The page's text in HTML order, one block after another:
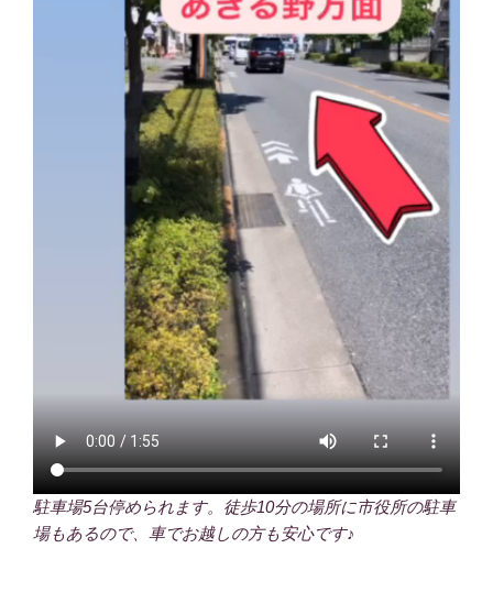
駐車場5台停められます。徒歩10分の場所に市役所の駐車
場もあるので、車でお越しの方も安心です♪